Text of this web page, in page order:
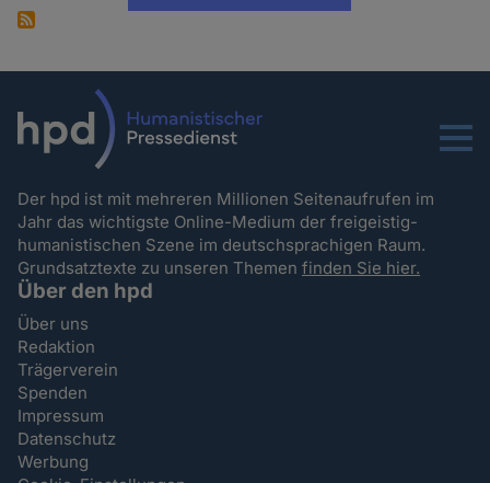
Menu
Der hpd ist mit mehreren Millionen Seitenaufrufen im
Jahr das wichtigste Online-Medium der freigeistig-
humanistischen Szene im deutschsprachigen Raum.
Grundsatztexte zu unseren Themenfinden Sie hier.
Über den hpd
Über uns
Redaktion
Trägerverein
Spenden
Impressum
Datenschutz
Werbung